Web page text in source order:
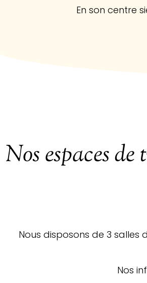
En son centre
Nos espaces
Nous disposons de 3
Nos